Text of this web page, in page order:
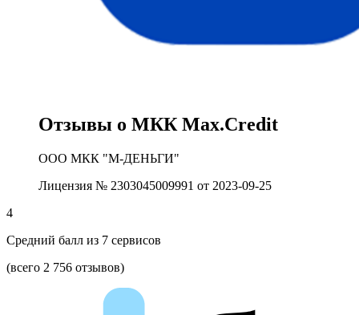
Отзывы о МКК Max.Credit
ООО МКК "М-ДЕНЬГИ"
Лицензия № 2303045009991 от 2023-09-25
4
Средний балл из 7 сервисов
(всего 2 756 отзывов)